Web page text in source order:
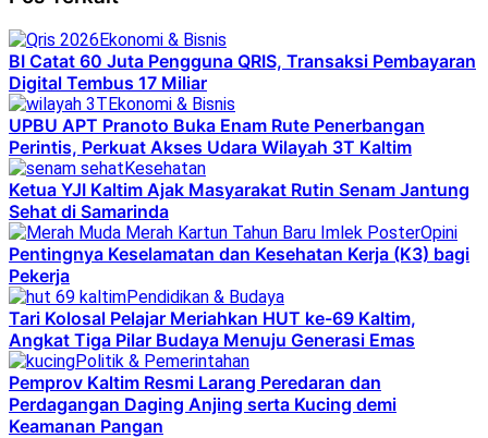
Ekonomi & Bisnis
BI Catat 60 Juta Pengguna QRIS, Transaksi Pembayaran
Digital Tembus 17 Miliar
Ekonomi & Bisnis
UPBU APT Pranoto Buka Enam Rute Penerbangan
Perintis, Perkuat Akses Udara Wilayah 3T Kaltim
Kesehatan
Ketua YJI Kaltim Ajak Masyarakat Rutin Senam Jantung
Sehat di Samarinda
Opini
Pentingnya Keselamatan dan Kesehatan Kerja (K3) bagi
Pekerja
Pendidikan & Budaya
Tari Kolosal Pelajar Meriahkan HUT ke-69 Kaltim,
Angkat Tiga Pilar Budaya Menuju Generasi Emas
Politik & Pemerintahan
Pemprov Kaltim Resmi Larang Peredaran dan
Perdagangan Daging Anjing serta Kucing demi
Keamanan Pangan